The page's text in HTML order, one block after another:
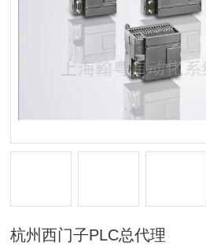
杭州西门子PLC总代理